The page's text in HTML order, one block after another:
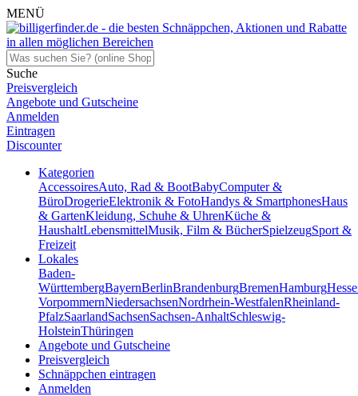
MENÜ
Suche
Preisvergleich
Angebote und Gutscheine
Anmelden
Eintragen
Discounter
Kategorien
AccessoiresAuto, Rad & BootBabyComputer &
BüroDrogerieElektronik & FotoHandys & SmartphonesHaus
& GartenKleidung, Schuhe & UhrenKüche &
HaushaltLebensmittelMusik, Film & BücherSpielzeugSport &
Freizeit
Lokales
Baden-
WürttembergBayernBerlinBrandenburgBremenHamburg
VorpommernNiedersachsenNordrhein-WestfalenRheinland-
PfalzSaarlandSachsenSachsen-AnhaltSchleswig-
HolsteinThüringen
Angebote und Gutscheine
Preisvergleich
Schnäppchen eintragen
Anmelden